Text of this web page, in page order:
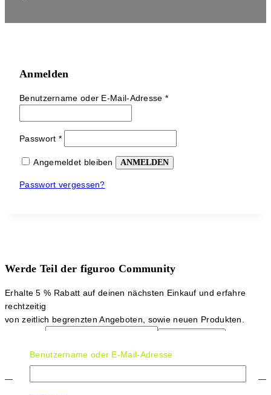
Anmelden
Benutzername oder E-Mail-Adresse *Erforderlich
Passwort *Erforderlich
Angemeldet bleiben ANMELDEN
Passwort vergessen?
Werde Teil der figuroo Community
Erhalte 5 % Rabatt auf deinen nächsten Einkauf und erfahre
rechtzeitig
von zeitlich begrenzten Angeboten, sowie neuen Produkten.
Benutzername oder E-Mail-Adresse